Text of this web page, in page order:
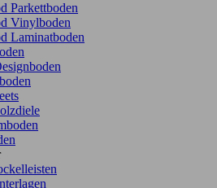
Parkettboden
Vinylboden
Laminatboden